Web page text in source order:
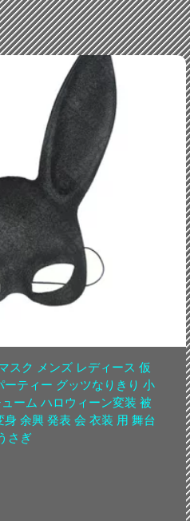
スク メンズ レディース 仮
ティー グッツなりきり 小
ーム ハロウィーン変装 被
身 余興 発表 会 衣装 用 舞台
さぎ